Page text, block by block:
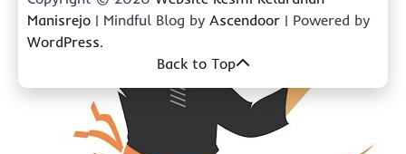
Manisrejo | Mindful Blog by Ascendoor | Powered by
WordPress.
Back to Top